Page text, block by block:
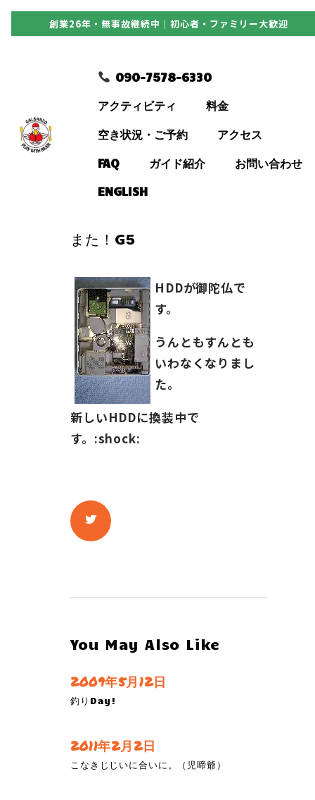
創業26年・無事故継続中｜初心者・ファミリー大歓迎
090-7578-6330
アクティビティ 料金
空き状況・ご予約 アクセス
FAQ ガイド紹介 お問い合わせ
ENGLISH
アクティビティ
料金
ガイド紹介
お問い合わせ
ENGLISH
また！G5
HDDが御陀仏で
す。
うんともすんとも
いわなくなりまし
た。
新しいHDDに換装中で
す。:shock:
You May Also Like
2009年5月12日
釣りDay!
2011年2月2日
こなきじじいに合いに。（児啼爺）